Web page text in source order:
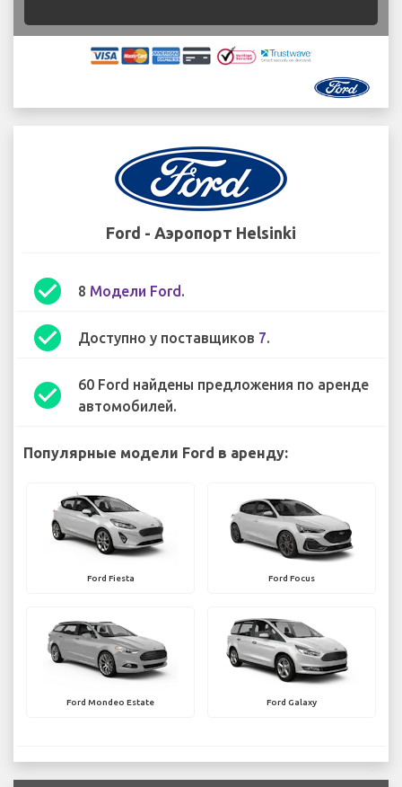
Ford - Аэропорт Helsinki
check_circle 8 Модели Ford.
check_circle Доступно у поставщиков 7.
check_circle
60 Ford найдены предложения по аренде
автомобилей.
Популярные модели Ford в аренду:
Ford Fiesta Ford Focus
Ford Mondeo Estate Ford Galaxy